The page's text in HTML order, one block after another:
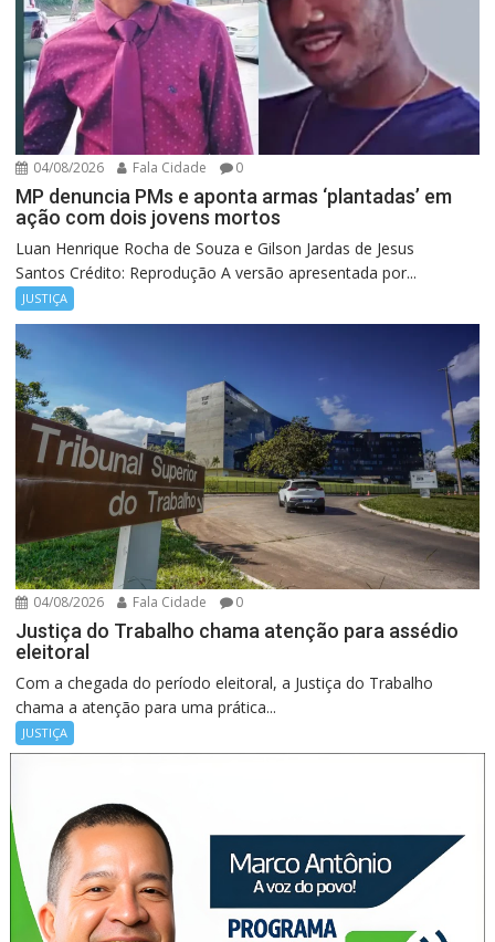
04/08/2026 Fala Cidade 0
MP denuncia PMs e aponta armas ‘plantadas’ em
ação com dois jovens mortos
Luan Henrique Rocha de Souza e Gilson Jardas de Jesus
Santos Crédito: Reprodução A versão apresentada por...
JUSTIÇA
04/08/2026 Fala Cidade 0
Justiça do Trabalho chama atenção para assédio
eleitoral
Com a chegada do período eleitoral, a Justiça do Trabalho
chama a atenção para uma prática...
JUSTIÇA